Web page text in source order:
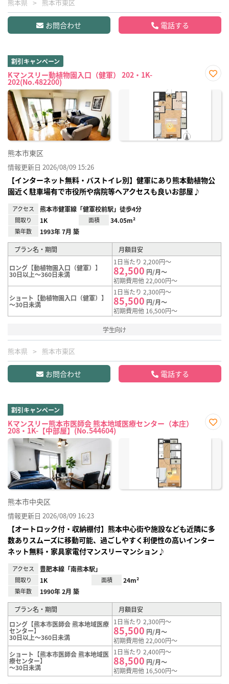
熊本県 熊本市東区
お問合わせ 電話する
割引キャンペーン
Kマンスリー動植物園入口（健軍） 202・1K-
202(No.482200)
に入
熊本市東区
情報更新日 2026/08/09 15:26
【インターネット無料・バストイレ別】健軍にあり熊本動植物公
園近く駐車場有で市役所や病院等へアクセスも良いお部屋♪
アクセス 熊本市健軍線「健軍校前駅」徒歩4分
間取り 1K 面積 34.05m²
築年数 1993年 7月 築
プラン名・期間 月額目安
ロング【動植物園入口（健軍）】
30日以上～360日未満
1日当たり 2,200円～
82,500 円/月～
初期費用他 22,000円～
ショート【動植物園入口（健軍）】
～30日未満
1日当たり 2,300円～
85,500 円/月～
初期費用他 16,500円～
学生向け
熊本県 熊本市東区
お問合わせ 電話する
割引キャンペーン
Kマンスリー熊本市医師会 熊本地域医療センター（本庄）
208・1K-【中部屋】(No.544604)
に入
熊本市中央区
情報更新日 2026/08/09 16:23
【オートロック付・収納棚付】熊本中心街や施設なども近隣に多
数ありスムーズに移動可能、過ごしやすく利便性の高いインター
ネット無料・家具家電付マンスリーマンション♪
アクセス 豊肥本線「南熊本駅」
間取り 1K 面積 24m²
築年数 1990年 2月 築
プラン名・期間
月額目安
ロング【熊本市医師会 熊本地域医療
センター】
30日以上～360日未満
1日当たり 2,300円～
85,500 円/月～
初期費用他 22,000円～
ショート【熊本市医師会 熊本地域医
療センター】
～30日未満
1日当たり 2,400円～
88,500 円/月～
初期費用他 16,500円～